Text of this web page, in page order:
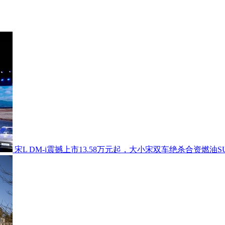
宋L DM-i震撼上市13.58万元起，大小宋双车绝杀合资燃油